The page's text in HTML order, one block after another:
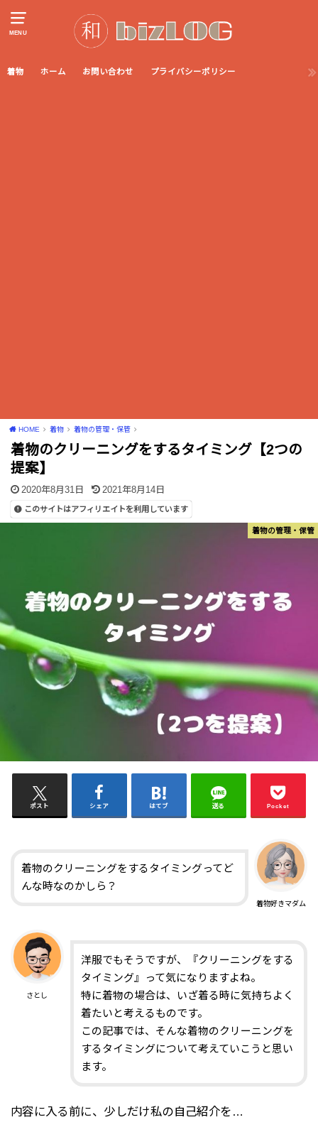
MENU
着物 ホーム お問い合わせ プライバシーポリシー
HOME 着物 着物の管理・保管
着物のクリーニングをするタイミング【2つの
提案】
2020年8月31日 2021年8月14日
このサイトはアフィリエイトを利用しています
着物の管理・保管
ポスト シェア はてブ 送る Pocket
着物好きマダム
着物のクリーニングをするタイミングってど
んな時なのかしら？
さとし
洋服でもそうですが、『クリーニングをする
タイミング』って気になりますよね。
特に着物の場合は、いざ着る時に気持ちよく
着たいと考えるものです。
この記事では、そんな着物のクリーニングを
するタイミングについて考えていこうと思い
ます。
内容に入る前に、少しだけ私の自己紹介を…